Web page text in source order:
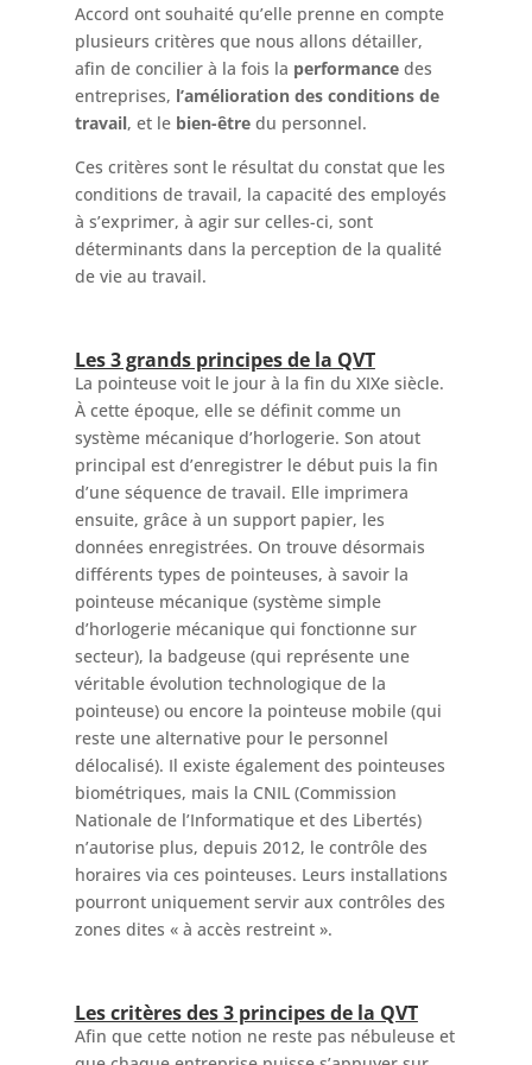
Accord ont souhaité qu’elle prenne en compte
plusieurs critères que nous allons détailler,
afin de concilier à la fois la performancedes
entreprises, l’amélioration des conditions de
travail, et le bien-êtredu personnel.
Ces critères sont le résultat du constat que les
conditions de travail, la capacité des employés
à s’exprimer, à agir sur celles-ci, sont
déterminants dans la perception de la qualité
de vie au travail.
Les 3 grands principes de la QVT
La pointeuse voit le jour à la fin du XIXe siècle.
À cette époque, elle se définit comme un
système mécanique d’horlogerie. Son atout
principal est d’enregistrer le début puis la fin
d’une séquence de travail. Elle imprimera
ensuite, grâce à un support papier, les
données enregistrées. On trouve désormais
différents types de pointeuses, à savoir la
pointeuse mécanique (système simple
d’horlogerie mécanique qui fonctionne sur
secteur), la badgeuse (qui représente une
véritable évolution technologique de la
pointeuse) ou encore la pointeuse mobile (qui
reste une alternative pour le personnel
délocalisé). Il existe également des pointeuses
biométriques, mais la CNIL (Commission
Nationale de l’Informatique et des Libertés)
n’autorise plus, depuis 2012, le contrôle des
horaires via ces pointeuses. Leurs installations
pourront uniquement servir aux contrôles des
zones dites « à accès restreint ».
Les critères des 3 principes de la QVT
Afin que cette notion ne reste pas nébuleuse et